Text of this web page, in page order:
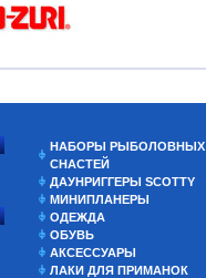
НАБОРЫ РЫБОЛОВНЫХ
СНАСТЕЙ
ДАУНРИГГЕРЫ SCOTTY
МИНИПЛАНЕРЫ
ОДЕЖДА
ОБУВЬ
АКСЕССУАРЫ
ЛАКИ ДЛЯ ПРИМАНОК